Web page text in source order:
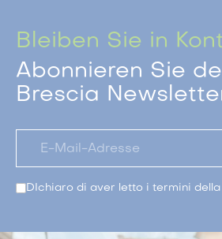
Bleiben Sie in
Abonnieren Sie
Brescia
DIchiaro di aver letto i termini della